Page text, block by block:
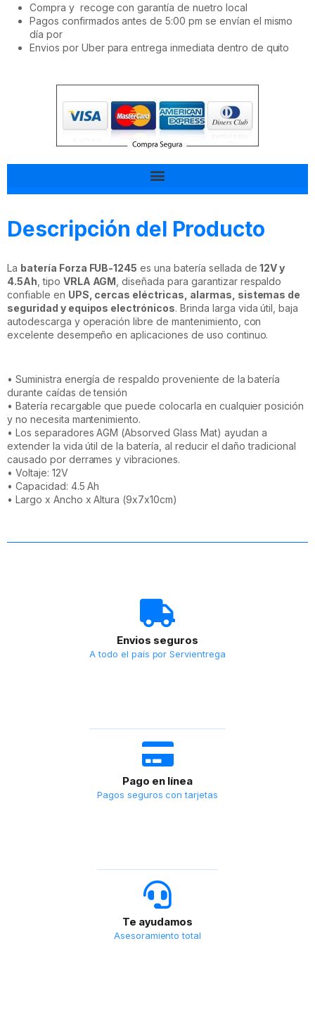
Compra y recoge con garantía de nuetro local
Pagos confirmados antes de 5:00 pm se envían el mismo
día por
Envios por Uber para entrega inmediata dentro de quito
Descripción del Producto
La batería Forza FUB-1245 es una batería sellada de12V y
4.5Ah , tipo VRLA AGM , diseñada para garantizar respaldo
confiable en UPS, cercas eléctricas, alarmas, sistemas de
seguridad y equipos electrónicos. Brinda larga vida útil, baja
autodescarga y operación libre de mantenimiento, con
excelente desempeño en aplicaciones de uso continuo.
• Suministra energía de respaldo proveniente de la batería
durante caídas de tensión
• Batería recargable que puede colocarla en cualquier posición
y no necesita mantenimiento.
• Los separadores AGM (Absorved Glass Mat) ayudan a
extender la vida útil de la batería, al reducir el daño tradicional
causado por derrames y vibraciones.
• Voltaje: 12V
• Capacidad: 4.5 Ah
• Largo x Ancho x Altura (9x7x10cm)
Envios seguros
A todo el país por Servientrega
Pago en línea
Pagos seguros con tarjetas
Te ayudamos
Asesoramiento total